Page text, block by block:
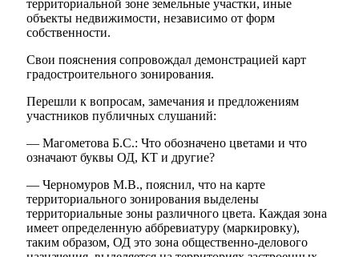
территориальной зоне земельные участки, иные
объекты недвижимости, независимо от форм
собственности.
Свои пояснения сопровождал демонстрацией карт
градостроительного зонирования.
Перешли к вопросам, замечания и предложениям
участников публичных слушаний:
— Магометова Б.С.: Что обозначено цветами и что
означают буквы ОД, КТ и другие?
— Черномуров М.В., пояснил, что на карте
территориального зонирования выделены
территориальные зоны различного цвета. Каждая зона
имеет определенную аббревиатуру (маркировку),
таким образом, ОД это зона общественно-делового